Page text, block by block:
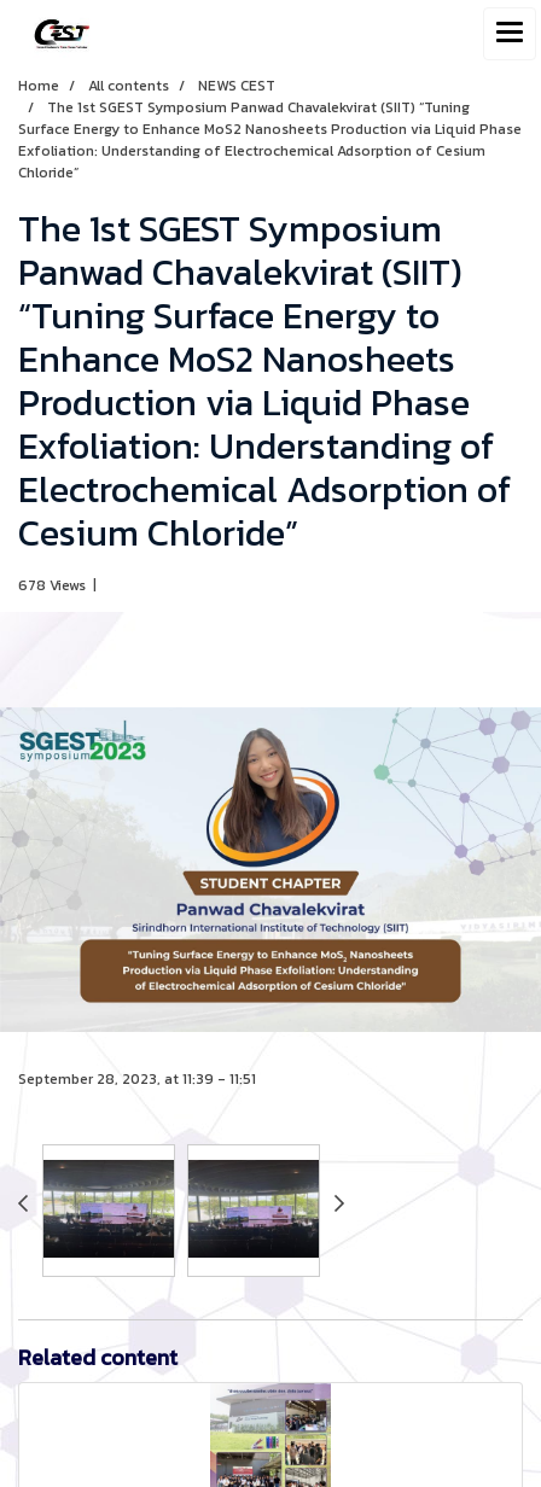
Home All contents
NEWS CEST
The 1st SGEST Symposium Panwad Chavalekvirat (SIIT) “Tuning
Surface Energy to Enhance MoS2 Nanosheets Production via Liquid Phase
Exfoliation: Understanding of Electrochemical Adsorption of Cesium
Chloride”
The 1st SGEST Symposium
Panwad Chavalekvirat (SIIT)
“Tuning Surface Energy to
Enhance MoS2 Nanosheets
Production via Liquid Phase
Exfoliation: Understanding of
Electrochemical Adsorption of
Cesium Chloride”
678 Views |
September 28, 2023, at 11:39 - 11:51
Related content